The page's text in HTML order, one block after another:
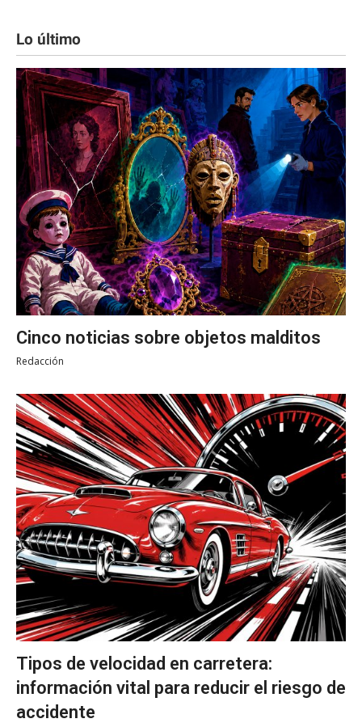
Lo último
Cinco noticias sobre objetos malditos
Redacción
Tipos de velocidad en carretera:
información vital para reducir el riesgo de
accidente